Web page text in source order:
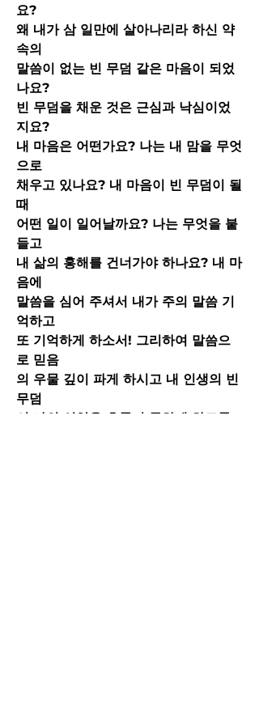
요?
왜 내가 삼 일만에 살아나리라 하신 약
속의
말씀이 없는 빈 무덤 같은 마음이 되었
나요?
빈 무덤을 채운 것은 근심과 낙심이었
지요?
내 마음은 어떤가요? 나는 내 맘을 무엇
으로
채우고 있나요? 내 마음이 빈 무덤이 될
때
어떤 일이 일어날까요? 나는 무엇을 붙
들고
내 삶의 홍해를 건너가야 하나요? 내 마
음에
말씀을 심어 주셔서 내가 주의 말씀 기
억하고
또 기억하게 하소서! 그리하여 말씀으
로 믿음
의 우물 깊이 파게 하시고 내 인생의 빈
무덤
이 나의 신앙을 흔들지 못하게 하도록